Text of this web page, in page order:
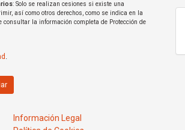
: Solo se realizan cesiones si existe una
así como otros derechos, como se indica en la
consultar la información completa de Protección de
.
Información Legal